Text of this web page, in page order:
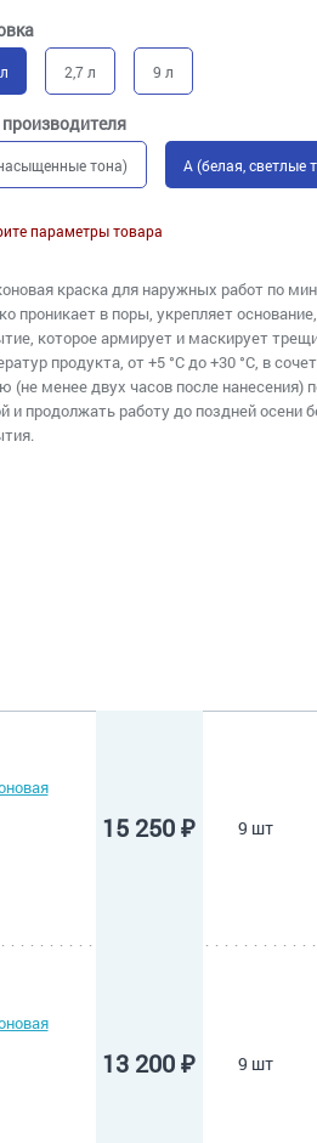
2,7 л 9 л
тона) A (белая, светлые
параметры товара
краска для наружных работ по
проникает в поры, укрепляет
которое армирует и маскирует
продукта, от +5 °C до +30 °C, в
(не менее двух часов после нанесения)
и продолжать работу до поздней осени
15 250 ₽ 9 шт
13 200 ₽ 9 шт